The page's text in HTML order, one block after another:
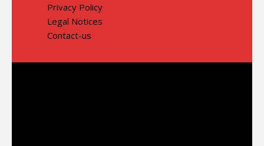
Privacy Policy
Legal Notices
Contact-us